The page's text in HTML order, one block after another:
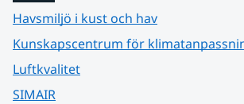
Havsmiljö i kust och hav
Kunskapscentrum för
Luftkvalitet
SIMAIR